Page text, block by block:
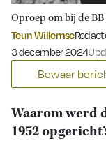
Oproep om bij de
Teun Willemse
Gepubliceerd op:
3 december 2024
Bewaar
Waarom werd
1952